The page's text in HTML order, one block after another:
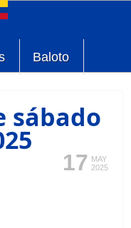
Baloto
sábado
17 MAY
2025